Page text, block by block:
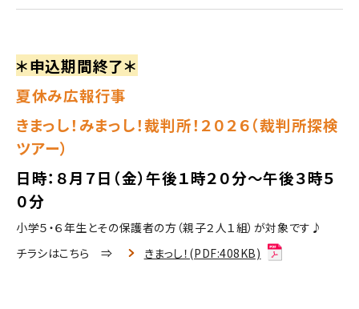
＊申込期間終了＊
夏休み広報行事
きまっし！みまっし！裁判所！２０２６（裁判所探検
ツアー）
日時：８月７日（金）午後１時２０分～午後３時５
０分
小学５・６年生とその保護者の方（親子２人１組）が対象です♪
チラシはこちら ⇒
きまっし！(PDF:408KB)